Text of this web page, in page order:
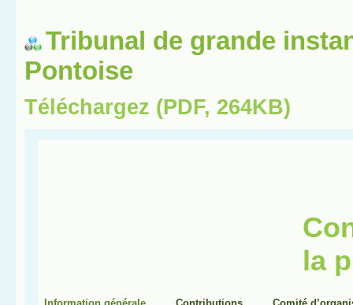
Tribunal de grande
Pontoise
Téléchargez (PDF, 264KB)